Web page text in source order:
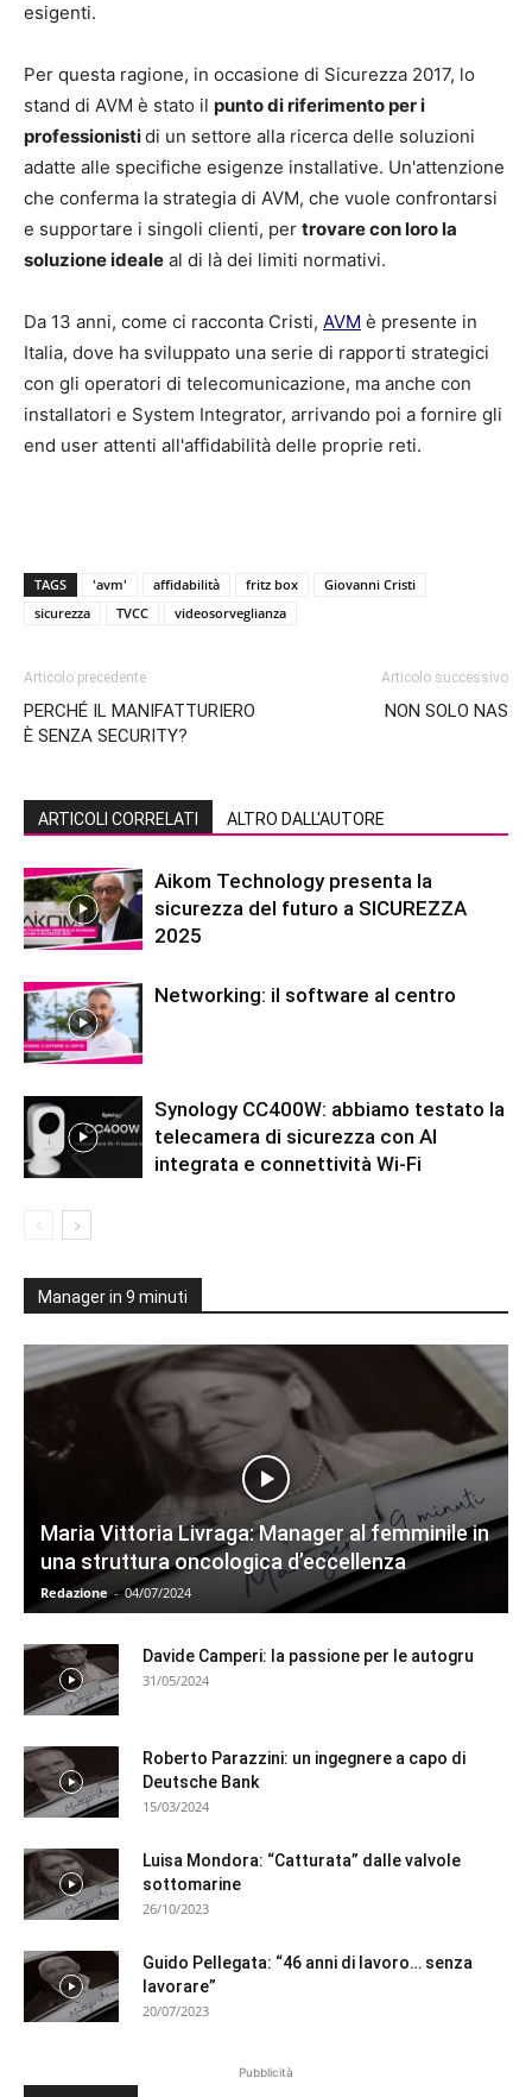
esigenti.
Per questa ragione, in occasione di Sicurezza 2017, lo
stand di AVM è stato il punto di riferimento per i
professionistidi un settore alla ricerca delle soluzioni
adatte alle specifiche esigenze installative. Un'attenzione
che conferma la strategia di AVM, che vuole confrontarsi
e supportare i singoli clienti, per trovare con loro la
soluzione ideale al di là dei limiti normativi.
Da 13 anni, come ci racconta Cristi, AVM è presente in
Italia, dove ha sviluppato una serie di rapporti strategici
con gli operatori di telecomunicazione, ma anche con
installatori e System Integrator, arrivando poi a fornire gli
end user attenti all'affidabilità delle proprie reti.
TAGS 'avm' affidabilità fritz box
Giovanni Cristi
sicurezza
TVCC videosorveglianza
Articolo precedente
PERCHÉ IL MANIFATTURIERO
È SENZA SECURITY?
Articolo successivo
NON SOLO NAS
ARTICOLI CORRELATI ALTRO DALL'AUTORE
Aikom Technology presenta la
sicurezza del futuro a SICUREZZA
2025
Networking: il software al centro
Synology CC400W: abbiamo testato la
telecamera di sicurezza con AI
integrata e connettività Wi-Fi
Manager in 9 minuti
Maria Vittoria Livraga: Manager al femminile in
una struttura oncologica d’eccellenza
Redazione - 04/07/2024
Davide Camperi: la passione per le autogru
31/05/2024
Roberto Parazzini: un ingegnere a capo di
Deutsche Bank
15/03/2024
Luisa Mondora: “Catturata” dalle valvole
sottomarine
26/10/2023
Guido Pellegata: “46 anni di lavoro… senza
lavorare”
20/07/2023
Pubblicità